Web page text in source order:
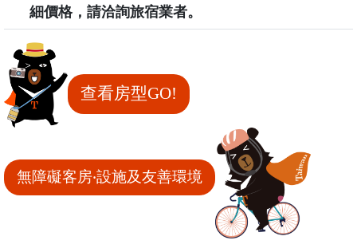
細價格，請洽詢旅宿業者。
查看房型GO!
無障礙客房‧設施及友善環境